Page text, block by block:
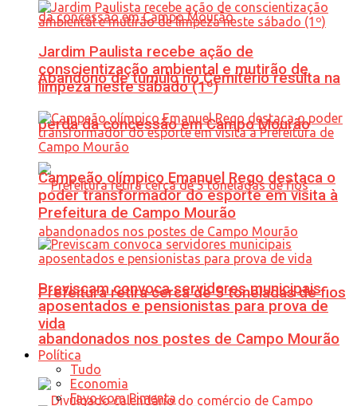
Abandono de túmulo no Cemitério resulta na
perda da concessão em Campo Mourão
Prefeitura retira cerca de 5 toneladas de fios
abandonados nos postes de Campo Mourão
Jardim Paulista recebe ação de
conscientização ambiental e mutirão de
limpeza neste sábado (1º)
Campeão olímpico Emanuel Rego destaca o
poder transformador do esporte em visita à
Prefeitura de Campo Mourão
Previscam convoca servidores municipais
aposentados e pensionistas para prova de
vida
Política
Tudo
Economia
Favo com Pimenta